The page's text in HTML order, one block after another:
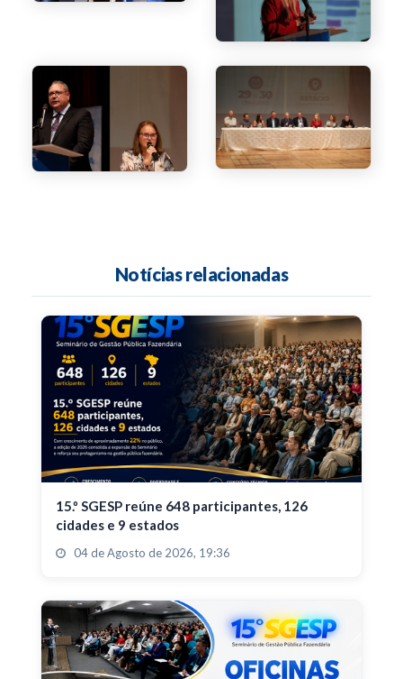
Notícias relacionadas
15.º SGESP reúne 648 participantes, 126
cidades e 9 estados
04 de Agosto de 2026, 19:36